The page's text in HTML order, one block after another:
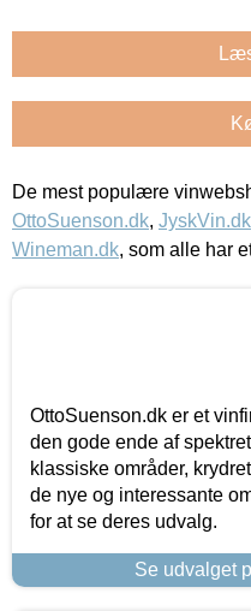
De mest populære
OttoSuenson.dk, JyskVin.dk
Wineman.dk, som alle har
OttoSuenson.dk er et
den gode ende af
klassiske områder,
de nye og interessante
for at se deres udvalg.
Se udvalget